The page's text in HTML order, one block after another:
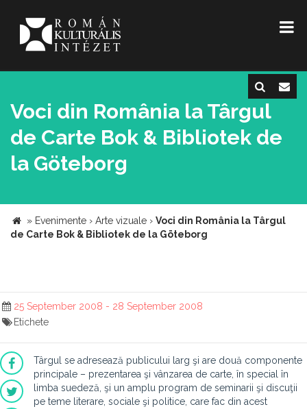
Voci din România la Târgul
de Carte Bok & Bibliotek de
la Göteborg
» Evenimente › Arte vizuale › Voci din România la Târgul
de Carte Bok & Bibliotek de la Göteborg
25 September 2008 - 28 September 2008
Etichete
Târgul se adresează publicului larg şi are două componente
principale – prezentarea şi vânzarea de carte, în special în
limba suedeză, şi un amplu program de seminarii şi discuţii
pe teme literare, sociale şi politice, care fac din acest